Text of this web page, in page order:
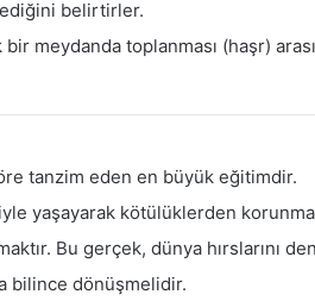
belirtirler.
meydanda toplanması (haşr)
tanzim eden en büyük eğitimdir.
yaşayarak kötülüklerden
Bu gerçek, dünya hırslarını
bilince dönüşmelidir.